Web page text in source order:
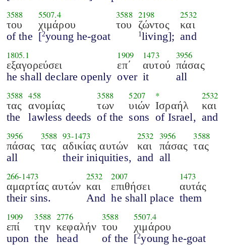
3588
του
of the
5507.4
χιμάρου
[2young he-goat
3588
του
2198
ζώντος
1 living];
2532
και
and
1805.1
εξαγορεύσει
he shall declare openly
1909
επ΄
over
1473
αυτού
it
3956
πάσας
all
3588
τας
the
458
ανομίας
lawless deeds
3588
των
of the
5207
υιών
sons
*
Ισραήλ
of Israel,
2532
και
and
3956
πάσας
all
3588
τας
93-1473
αδικίας αυτών
their iniquities,
2532
και
and
3956
πάσας
all
3588
τας
266-1473
αμαρτίας αυτών
their sins.
2532
και
And
2007
επιθήσει
he shall place
1473
αυτάς
them
1909
επί
upon
3588
την
the
2776
κεφαλήν
head
3588
του
of the
5507.4
χιμάρου
[2young he-goat